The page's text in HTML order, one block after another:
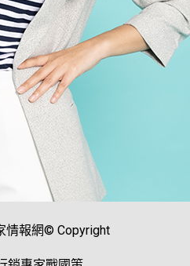
情報網© Copyright